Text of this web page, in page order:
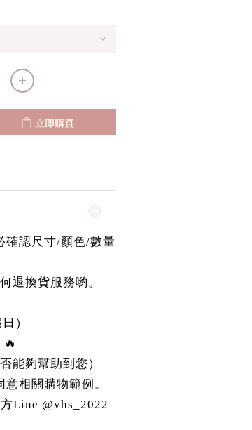
立即購買
認尺寸/顏色/數量
退換貨服務喲。
）
能夠幫助到您）
相關購物範例。
Line @vhs_2022